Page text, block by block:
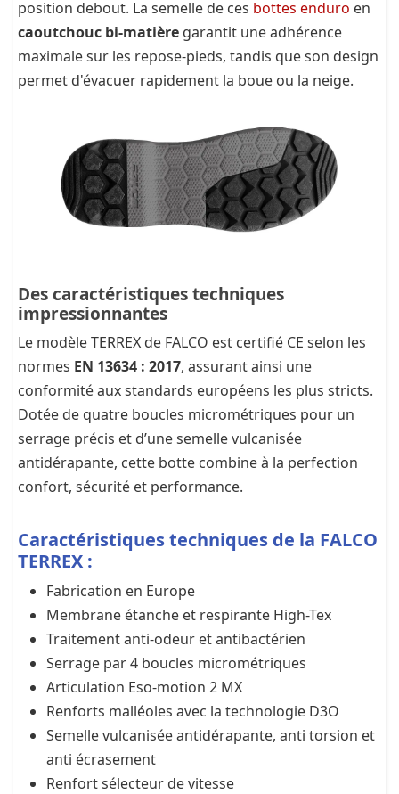
position debout. La semelle de ces bottes enduro en
caoutchouc bi-matière garantit une adhérence
maximale sur les repose-pieds, tandis que son design
permet d'évacuer rapidement la boue ou la neige.
Des caractéristiques techniques
impressionnantes
Le modèle TERREX de FALCO est certifié CE selon les
normes EN 13634 : 2017, assurant ainsi une
conformité aux standards européens les plus stricts.
Dotée de quatre boucles micrométriques pour un
serrage précis et d’une semelle vulcanisée
antidérapante, cette botte combine à la perfection
confort, sécurité et performance.
Caractéristiques techniques de la FALCO
TERREX :
Fabrication en Europe
Membrane étanche et respirante High-Tex
Traitement anti-odeur et antibactérien
Serrage par 4 boucles micrométriques
Articulation Eso-motion 2 MX
Renforts malléoles avec la technologie D3O
Semelle vulcanisée antidérapante, anti torsion et
anti écrasement
Renfort sélecteur de vitesse